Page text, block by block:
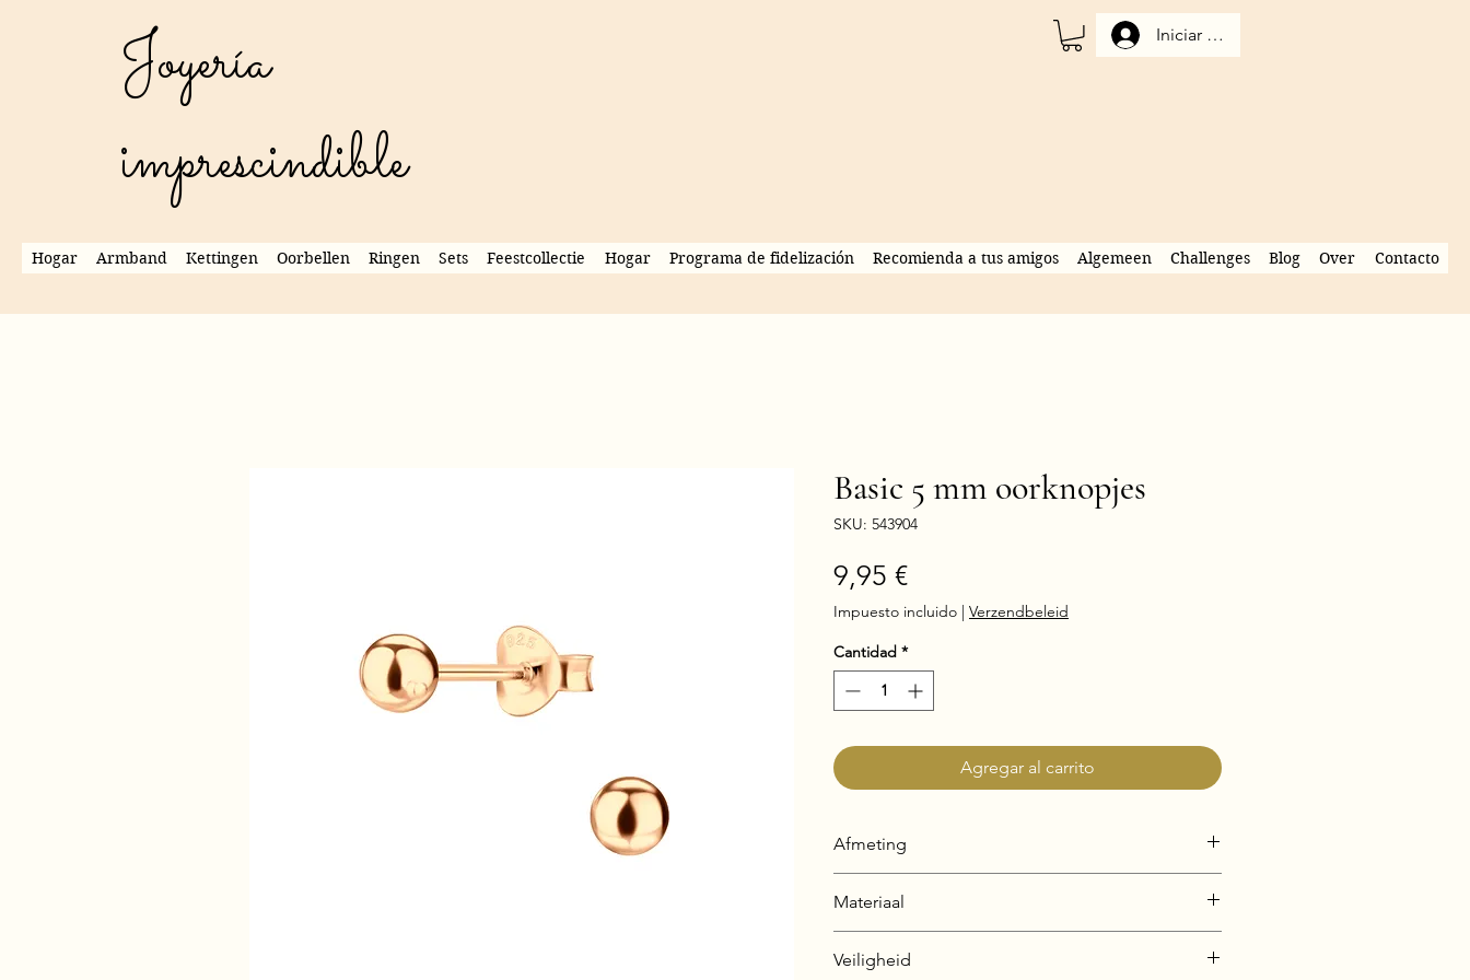
Joyería
imprescindible
Iniciar sesión
Hogar Armband Kettingen Oorbellen Ringen Sets Feestcollectie Hogar Programa de fidelización Recomienda a tus amigos Algemeen Challenges Blog Over Contacto
Basic 5 mm oorknopjes
SKU: 543904
9,95 €Precio
Impuesto incluido | Verzendbeleid
Cantidad *
Agregar al carrito
Afmeting
Materiaal
Veiligheid